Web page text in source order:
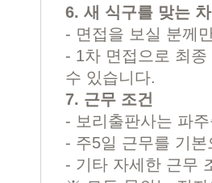
6. 새 식구를 맞는 차
- 면접을 보실 분께
- 1차 면접으로 최
수 있습니다.
7. 근무 조건
- 보리출판사는 파
- 주5일 근무를 기
- 기타 자세한 근무